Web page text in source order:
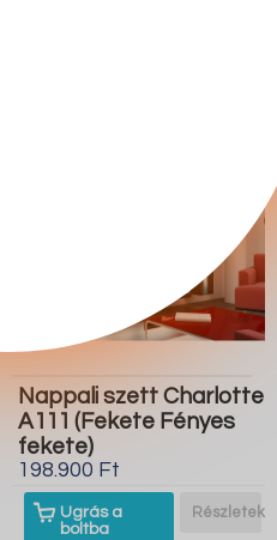
Nappali szett Charlotte
A111 (Fekete Fényes
fekete)
198.900 Ft
Ugrás a
boltba
Részletek